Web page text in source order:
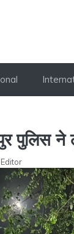
पुलिस ने
Editor